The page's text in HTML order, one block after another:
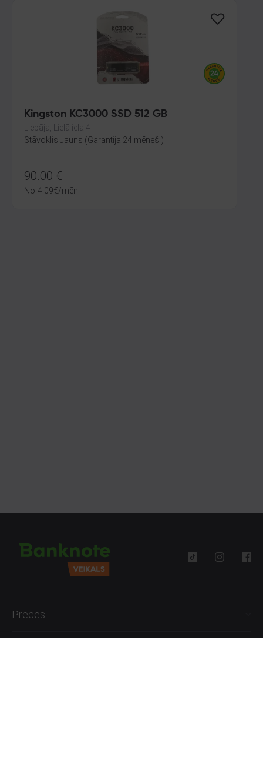
Kingston KC3000 SSD 512 GB
Liepāja, Lielā iela 4
Stāvoklis Jauns (Garantija 24 mēneši)
90.00 €
No 4.09€/mēn.
Preces